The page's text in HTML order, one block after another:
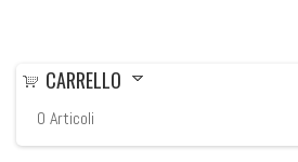
CARRELLO
0 Articoli